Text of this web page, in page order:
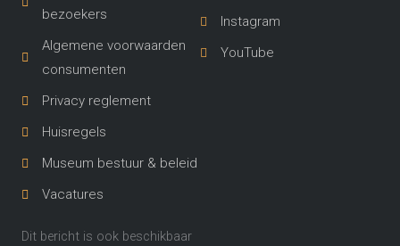
bezoekers
Algemene voorwaarden
consumenten
Privacy reglement
Huisregels
Museum bestuur & beleid
Vacatures
Dit bericht is ook beschikbaar
Instagram
YouTube